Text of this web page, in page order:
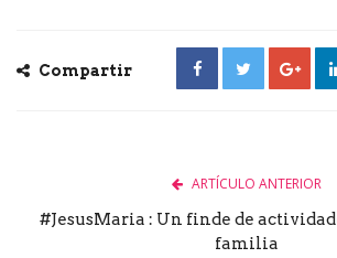
Compartir
ARTÍCULO ANTERIOR
#JesusMaria : Un finde de
familia